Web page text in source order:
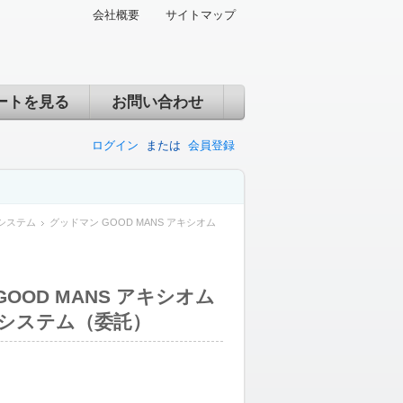
会社概要 サイトマップ
トを見る お問い合わせ
ログイン または 会員登録
ステム グッドマン GOOD MANS アキシオム
MANS アキシオム
ステム（委託）